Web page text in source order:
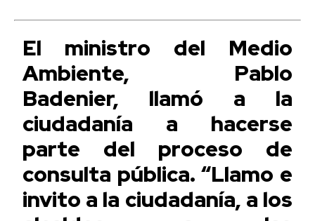
El ministro del Medio
Ambiente, Pablo
Badenier, llamó a la
ciudadanía a hacerse
parte del proceso de
consulta pública. “Llamo e
invito a la ciudadanía, a los